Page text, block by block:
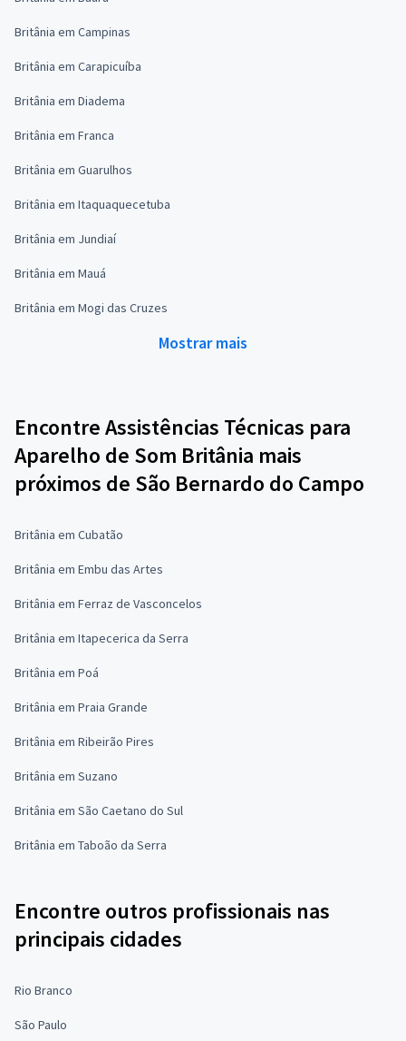
Britânia em Campinas
Britânia em Carapicuíba
Britânia em Diadema
Britânia em Franca
Britânia em Guarulhos
Britânia em Itaquaquecetuba
Britânia em Jundiaí
Britânia em Mauá
Britânia em Mogi das Cruzes
Mostrar mais
Encontre Assistências Técnicas para
Aparelho de Som Britânia mais
próximos de São Bernardo do Campo
Britânia em Cubatão
Britânia em Embu das Artes
Britânia em Ferraz de Vasconcelos
Britânia em Itapecerica da Serra
Britânia em Poá
Britânia em Praia Grande
Britânia em Ribeirão Pires
Britânia em Suzano
Britânia em São Caetano do Sul
Britânia em Taboão da Serra
Encontre outros profissionais nas
principais cidades
Rio Branco
São Paulo